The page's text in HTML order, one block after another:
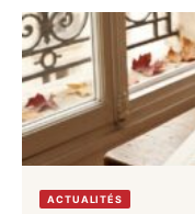
ACTUALITÉS